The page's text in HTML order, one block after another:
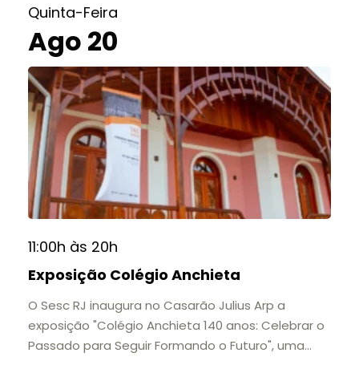
Quinta-Feira
Ago 20
11:00h às 20h
Exposição Colégio Anchieta
O Sesc RJ inaugura no Casarão Julius Arp a
exposição "Colégio Anchieta 140 anos: Celebrar o
Passado para Seguir Formando o Futuro", uma